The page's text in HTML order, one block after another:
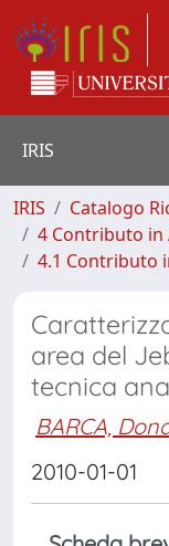
IRIS
IRIS
Catalogo
4 Contributo in
4.1 Contributo
area del
tecnica
BARCA,
2010-01-01